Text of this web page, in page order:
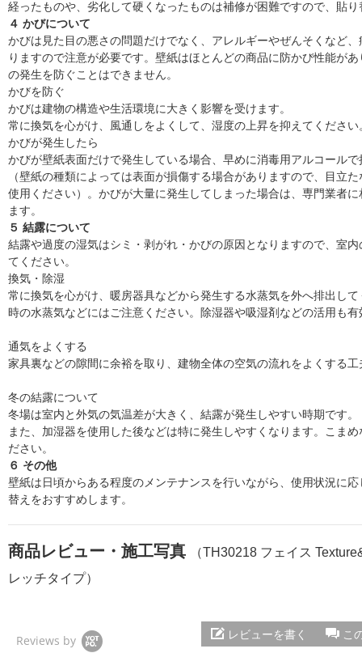
経ったものや、劣化して硬くなったものは補修が困難ですので、貼
４ かびについて
かびは見た目の悪さの問題だけでなく、アレルギーやぜんそくなど
りますので注意が必要です。壁紙はほとんどの商品に防かび性能が
の発生を防ぐことはできません。
かびを防ぐ
かびは建物の構造や生活環境に大きく影響を受けます。
常に換気を心がけ、風通しをよくして、湿度の上昇を抑えてください
かびが発生したら
かびが壁紙表面だけで発生している場合、早めに消毒用アルコール
（壁紙の種類によっては表面が損傷する場合がありますので、目立
使用ください）。かびが大量に発生してしまった場合は、専門業者
ます。
５ 結露について
結露や過度の湿気はシミ・剥がれ・かびの原因となりますので、室
てください。
換気・除湿
常に換気を心がけ、暖房器具などから発生する水蒸気を外へ排出し
時の水蒸気などにはご注意ください。除湿器や吸湿剤などの活用も有
通気をよくする
家具裏などの隙間に余裕を取り、建物全体の空気の流れをよくする
冬の結露について
冬場は室内と外気の気温差が大きく、結露が発生しやすい時期です。
また、加湿器を使用した後などは特に発生しやすくなります。こま
ださい。
６ その他
壁紙は日頃からある程度のメンテナンスを行いながら、使用状況に
替えをおすすめします。
商品レビュー・施工写真
（TH30218 フェイス
レッチタイプ）
Reviews by こ
レビューを書く